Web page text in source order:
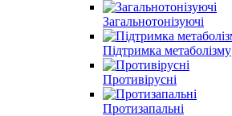
Загальнотонізуючі
Підтримка метаболізму
Противірусні
Протизапальні